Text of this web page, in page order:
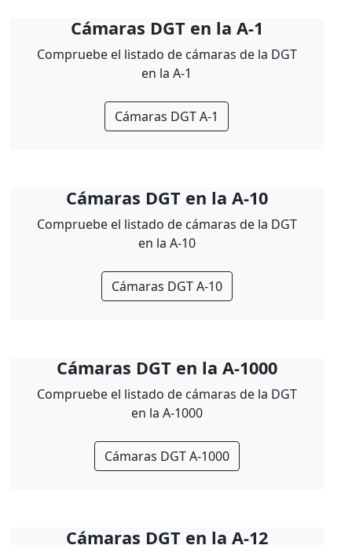
Cámaras DGT en la A-1
Compruebe el listado de cámaras de la DGT
en la A-1
Cámaras DGT A-1
Cámaras DGT en la A-10
Compruebe el listado de cámaras de la DGT
en la A-10
Cámaras DGT A-10
Cámaras DGT en la A-1000
Compruebe el listado de cámaras de la DGT
en la A-1000
Cámaras DGT A-1000
Cámaras DGT en la A-12